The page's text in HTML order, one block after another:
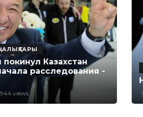
Казахстан
расследования -
views